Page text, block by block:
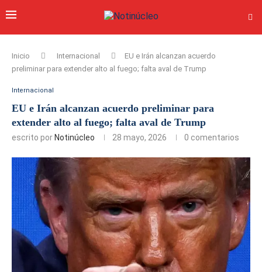
Inicio Internacional
EU e Irán alcanzan acuerdo
preliminar para extender alto al fuego; falta aval de Trump
Internacional
EU e Irán alcanzan acuerdo preliminar para
extender alto al fuego; falta aval de Trump
escrito por Notinúcleo 28 mayo, 2026 0 comentarios